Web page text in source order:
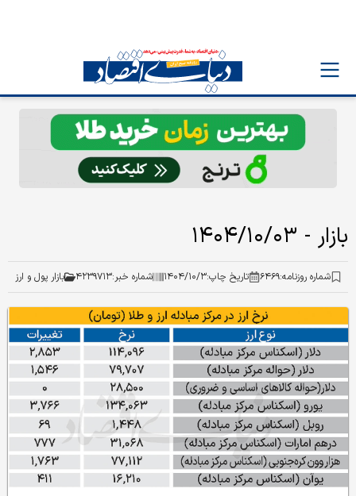
بازار - ۱۴۰۴/۱۰/۰۳
شماره روزنامه:۶۴۶۹ تاریخ چاپ:۱۴۰۴/۱۰/۳ شماره خبر:۴۲۳۹۷۱۳ بازار پول و ارز